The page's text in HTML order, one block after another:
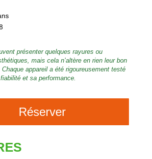
présenter quelques rayures ou
mais cela n’altère en rien leur bon
appareil a été rigoureusement testé
et sa performance.
Réserver